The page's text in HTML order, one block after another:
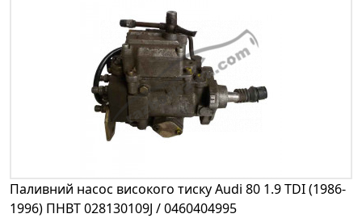
Паливний насос високого тиску Audi 80 1.9 TDI (1986-
1996) ПНВТ 028130109J / 0460404995